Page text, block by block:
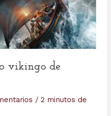
vikingo de
/ 2 minutos de